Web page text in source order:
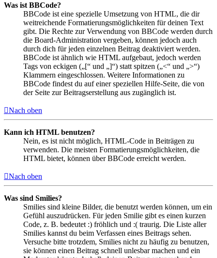
Was ist BBCode?
BBCode ist eine spezielle Umsetzung von HTML, die dir
weitreichende Formatierungsmöglichkeiten für deinen Text
gibt. Die Rechte zur Verwendung von BBCode werden durch
die Board-Administration vergeben, können jedoch auch
durch dich für jeden einzelnen Beitrag deaktiviert werden.
BBCode ist ähnlich wie HTML aufgebaut, jedoch werden
Tags von eckigen („[“ und „]“) statt spitzen („<“ und „>“)
Klammern eingeschlossen. Weitere Informationen zu
BBCode findest du auf einer speziellen Hilfe-Seite, die von
der Seite zur Beitragserstellung aus zugänglich ist.
Nach oben
Kann ich HTML benutzen?
Nein, es ist nicht möglich, HTML-Code in Beiträgen zu
verwenden. Die meisten Formatierungsmöglichkeiten, die
HTML bietet, können über BBCode erreicht werden.
Nach oben
Was sind Smilies?
Smilies sind kleine Bilder, die benutzt werden können, um ein
Gefühl auszudrücken. Für jeden Smilie gibt es einen kurzen
Code, z. B. bedeutet :) fröhlich und :( traurig. Die Liste aller
Smilies kannst du beim Verfassen eines Beitrags sehen.
Versuche bitte trotzdem, Smilies nicht zu häufig zu benutzen,
sie können einen Beitrag schnell unlesbar machen und ein